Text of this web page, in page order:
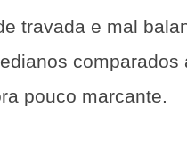
travada e mal
comparados
pouco marcante.